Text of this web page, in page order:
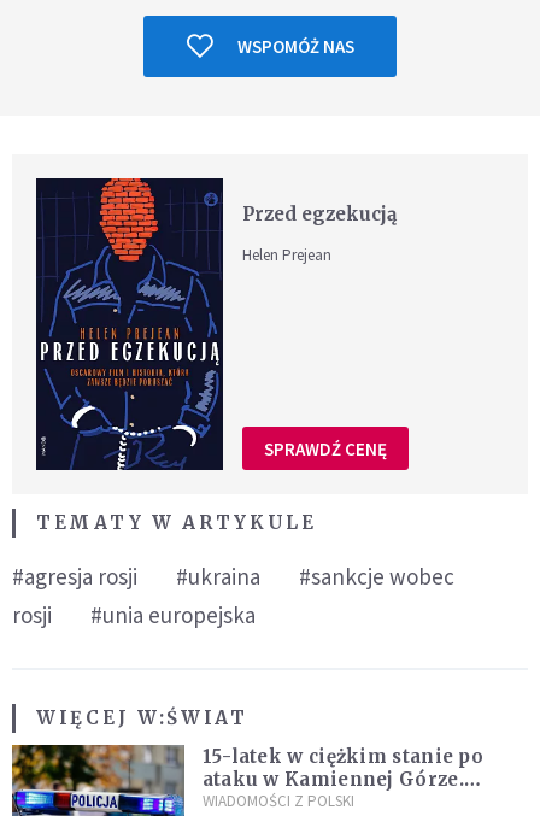
WSPOMÓŻ NAS
Przed egzekucją
Helen Prejean
SPRAWDŹ CENĘ
TEMATY W ARTYKULE
#agresja rosji #ukraina
#sankcje wobec
rosji
#unia europejska
WIĘCEJ W:ŚWIAT
15-latek w ciężkim stanie po
ataku w Kamiennej Górze.
Policja zatrzymała dwóch
WIADOMOŚCI Z POLSKI